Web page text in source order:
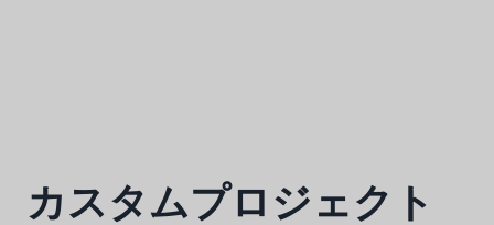
カスタムプロジェクト